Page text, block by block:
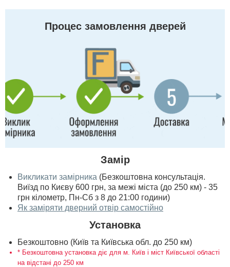
Процес замовлення дверей
Замір
Викликати замірника (Безкоштовна консультація.
Виїзд по Києву 600 грн, за межі міста (до 250 км) - 35
грн кілометр, Пн-Сб з 8 до 21:00 години)
Як заміряти дверний отвір самостійно
Установка
Безкоштовно (Київ та Київська обл. до 250 км)
* Безкоштовна установка діє для м. Київ і міст Київської області
на відстані до 250 км